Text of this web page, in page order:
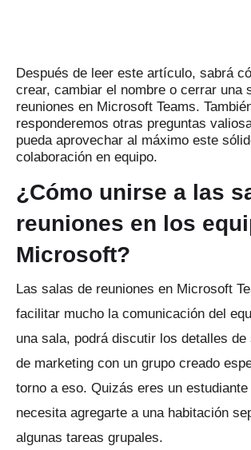
Después de leer este artículo, sabrá
crear, cambiar el nombre o cerrar una
reuniones en Microsoft Teams.
responderemos otras preguntas
pueda aprovechar al máximo este
colaboración en equipo.
¿Cómo unirse a las
reuniones en los
Microsoft?
Las salas de reuniones en Microsoft
facilitar mucho la comunicación del
una sala, podrá discutir los detalles de
de marketing con un grupo creado
torno a eso. Quizás eres un
necesita agregarte a una habitación
algunas tareas grupales.